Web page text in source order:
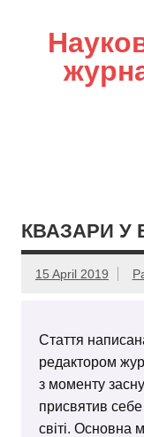
КВАЗАРИ У
15 April 2019
Стаття
редактором
з моменту
присвятив себе
світі. Основна